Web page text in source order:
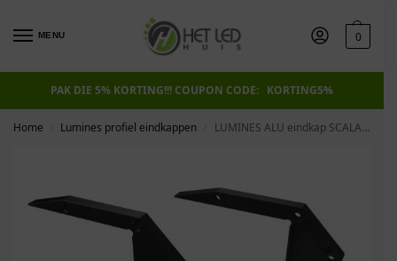
MENU 0
PAK DIE 5% KORTING!!! COUPON CODE: KORTING5%
Home Lumines profiel eindkappen LUMINES ALU eindkap SCALA zwarte schakels links